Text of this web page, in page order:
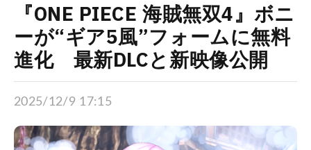
『ONE PIECE 海賊無双4』ボニ
ーが“ギア5風”フォームに無料
進化 最新DLCと新映像公開
2025/12/9 17:15